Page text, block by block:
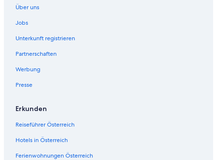
Über uns
Jobs
Unterkunft registrieren
Partnerschaften
Werbung
Presse
Erkunden
Reiseführer Österreich
Hotels in Österreich
Ferienwohnungen Österreich